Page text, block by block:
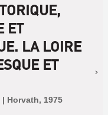
ET
LA LOIRE
ET
Horvath, 1975